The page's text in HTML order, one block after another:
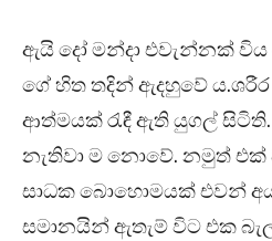
ඇයි දෝ මන්දා එවැන්නක්
ගේ හිත තදින් ඇදහුවේ
ආත්මයක් රැඳී ඇති යුගල්
නැතිවා ම නොවේ. නමුත්
සාධක බොහොමයක් එවන්
සමානයින් ඇතැම් විට එක